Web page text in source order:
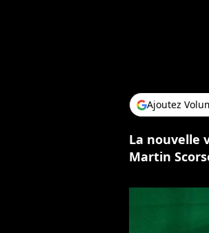
Ajoutez
La nouvelle
Martin